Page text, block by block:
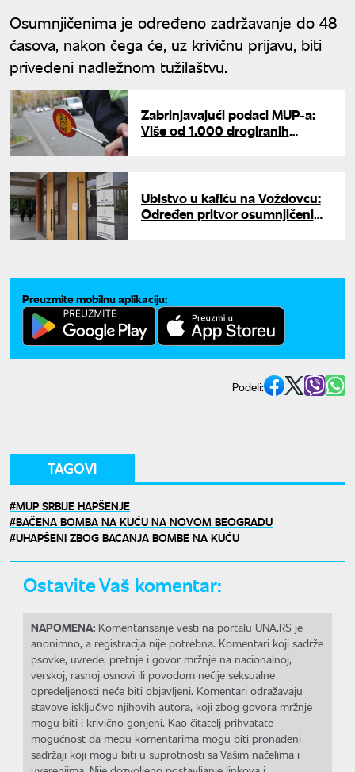
Osumnjičenima je određeno zadržavanje do 48
časova, nakon čega će, uz krivičnu prijavu, biti
privedeni nadležnom tužilaštvu.
Zabrinjavajući podaci MUP-a:
Više od 1.000 drogiranih
Ubistvo u kafiću na Voždovcu:
Određen pritvor osumnjičenima
Preuzmite mobilnu aplikaciju:
Podeli:
TAGOVI
MUP SRBIJE HAPŠENJE
BAČENA BOMBA NA KUĆU NA NOVOM BEOGRADU
UHAPŠENI ZBOG BACANJA BOMBE NA KUĆU
Ostavite Vaš komentar:
NAPOMENA: Komentarisanje vesti na portalu UNA.RS je
anonimno, a registracija nije potrebna. Komentari koji sadrže
psovke, uvrede, pretnje i govor mržnje na nacionalnoj,
verskoj, rasnoj osnovi ili povodom nečije seksualne
opredeljenosti neće biti objavljeni. Komentari odražavaju
stavove isključivo njihovih autora, koji zbog govora mržnje
mogu biti i krivično gonjeni. Kao čitatelj prihvatate
mogućnost da među komentarima mogu biti pronađeni
sadržaji koji mogu biti u suprotnosti sa Vašim načelima i